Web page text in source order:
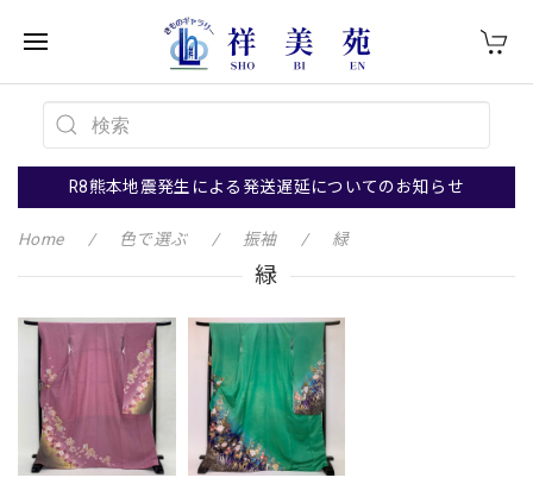
R8熊本地震発生による発送遅延についてのお知らせ
Home 色で選ぶ 振袖 緑
緑